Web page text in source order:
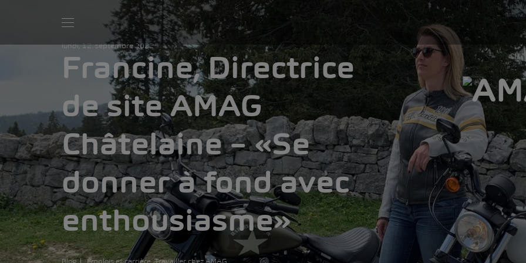
lundi, 12. septembre 2022
Francine, Directrice
de site AMAG
Châtelaine – «Se
donner à fond avec
enthousiasme»
Blog Emplois et carrière Travailler chez AMAG